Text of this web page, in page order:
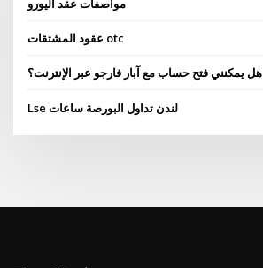
مواصفات عقد اليورو
عقود المشتقات otc
هل يمكنني فتح حساب مع آبار فارجو عبر الإنترنت؟
Lse لندن تداول البورصة ساعات